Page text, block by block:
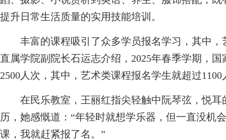
提升日常生活质量的实用技能培训。
丰富的课程吸引了众多学员报名学习，其中，
直属学院副院长石运志介绍，2025年春季学期，
2500人次，其中，艺术类课程报名学生就超过1100
在民乐教室，王丽红指尖轻触中阮琴弦，悦耳
历，她感慨道：“年轻时就想学乐器，但一直没机
课，我就赶紧报了名。”